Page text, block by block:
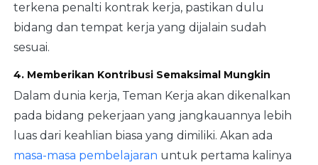
terkena penalti kontrak kerja, pastikan dulu
bidang dan tempat kerja yang dijalain sudah
sesuai.
4. Memberikan Kontribusi Semaksimal Mungkin
Dalam dunia kerja, Teman Kerja akan dikenalkan
pada bidang pekerjaan yang jangkauannya lebih
luas dari keahlian biasa yang dimiliki. Akan ada
masa-masa pembelajaran untuk pertama kalinya